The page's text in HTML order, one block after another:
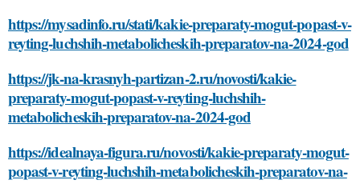
https://mysadinfo.ru/stati/kakie-preparaty-mogut-popast-v-
reyting-luchshih-metabolicheskih-preparatov-na-2024-god
https://jk-na-krasnyh-partizan-2.ru/novosti/kakie-
preparaty-mogut-popast-v-reyting-luchshih-
metabolicheskih-preparatov-na-2024-god
https://idealnaya-figura.ru/novosti/kakie-preparaty-mogut-
popast-v-reyting-luchshih-metabolicheskih-preparatov-na-